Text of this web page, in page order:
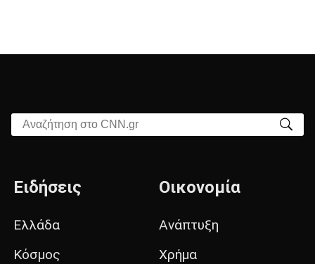
Αναζήτηση στο CNN.gr
Ειδήσεις
Ελλάδα
Κόσμος
Οικονομία
Ανάπτυξη
Χρήμα